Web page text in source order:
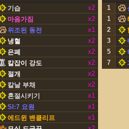
기습
x2
마음가짐
x2
위조된 동전
x1
냉혈
x2
은폐
x2
칼잡이 강도
x2
절개
x2
칼날 부채
x2
혼절시키기
x1
SI:7 요원
x1
에드윈 밴클리프
x1
1
1
2
3
5
7